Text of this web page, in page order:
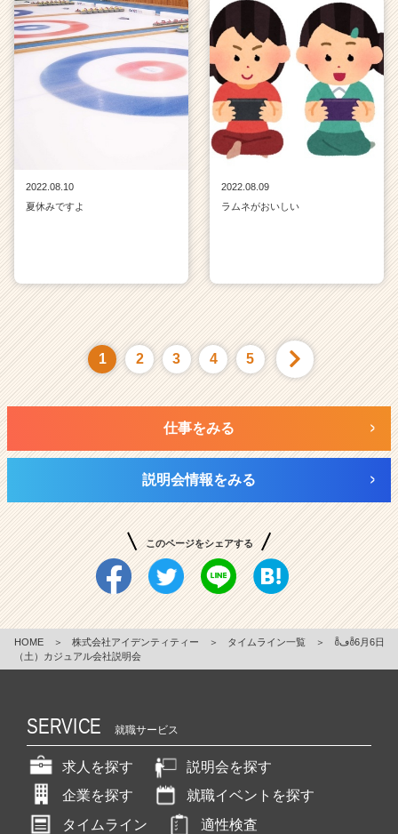
2022.08.10
夏休みですよ
2022.08.09
ラムネがおいしい
1 2 3 4 5
仕事をみる
説明会情報をみる
このページをシェアする
HOME ＞ 株式会社アイデンティティー ＞ タイムライン一覧 ＞
ꉨڡꉨ6月6日
（土）カジュアル会社説明会
SERVICE 就職サービス
求人を探す
説明会を探す
企業を探す
就職イベントを探す
タイムライン
適性検査